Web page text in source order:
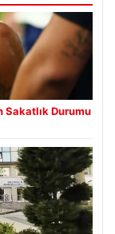
Sakatlık Durumu